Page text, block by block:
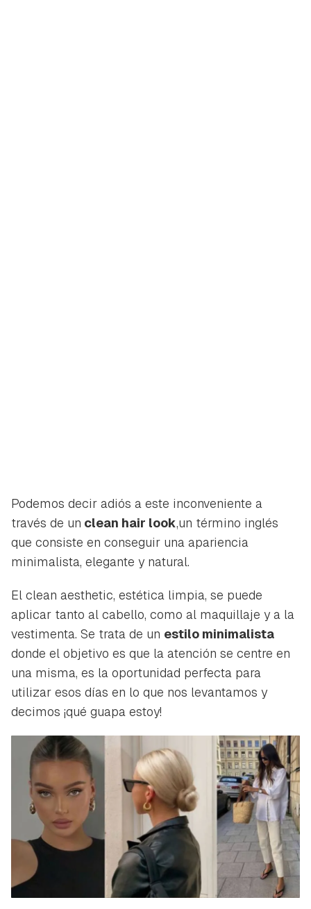
Podemos decir adiós a este inconveniente a
través de un clean hair look,un término inglés
que consiste en conseguir una apariencia
minimalista, elegante y natural.
El clean aesthetic, estética limpia, se puede
aplicar tanto al cabello, como al maquillaje y a la
vestimenta. Se trata de un estilo minimalista
donde el objetivo es que la atención se centre en
una misma, es la oportunidad perfecta para
utilizar esos días en lo que nos levantamos y
decimos ¡qué guapa estoy!